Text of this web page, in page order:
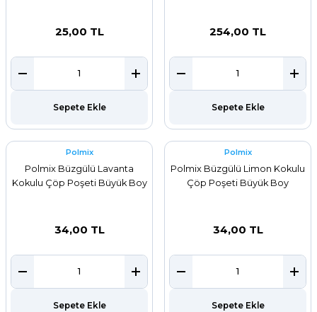
25,00 TL
Sepete Ekle
254,00 TL
Sepete Ekle
Polmix
Polmix Büzgülü Lavanta
Kokulu Çöp Poşeti Büyük Boy
34,00 TL
Sepete Ekle
Polmix
Polmix Büzgülü Limon Kokulu
Çöp Poşeti Büyük Boy
34,00 TL
Sepete Ekle